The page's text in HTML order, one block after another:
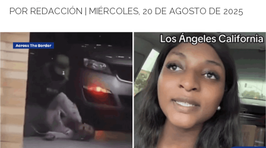
POR REDACCIÓN | MIÉRCOLES, 20 DE AGOSTO DE 2025